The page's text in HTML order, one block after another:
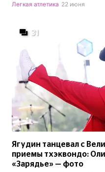
Легкая атлетика 22 июня
Ягудин танцевал с
приемы тхэквондо:
«Зарядье» — фото
31